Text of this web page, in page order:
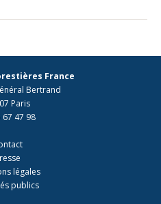
France
Bertrand
Paris
67 47 98
légales
publics